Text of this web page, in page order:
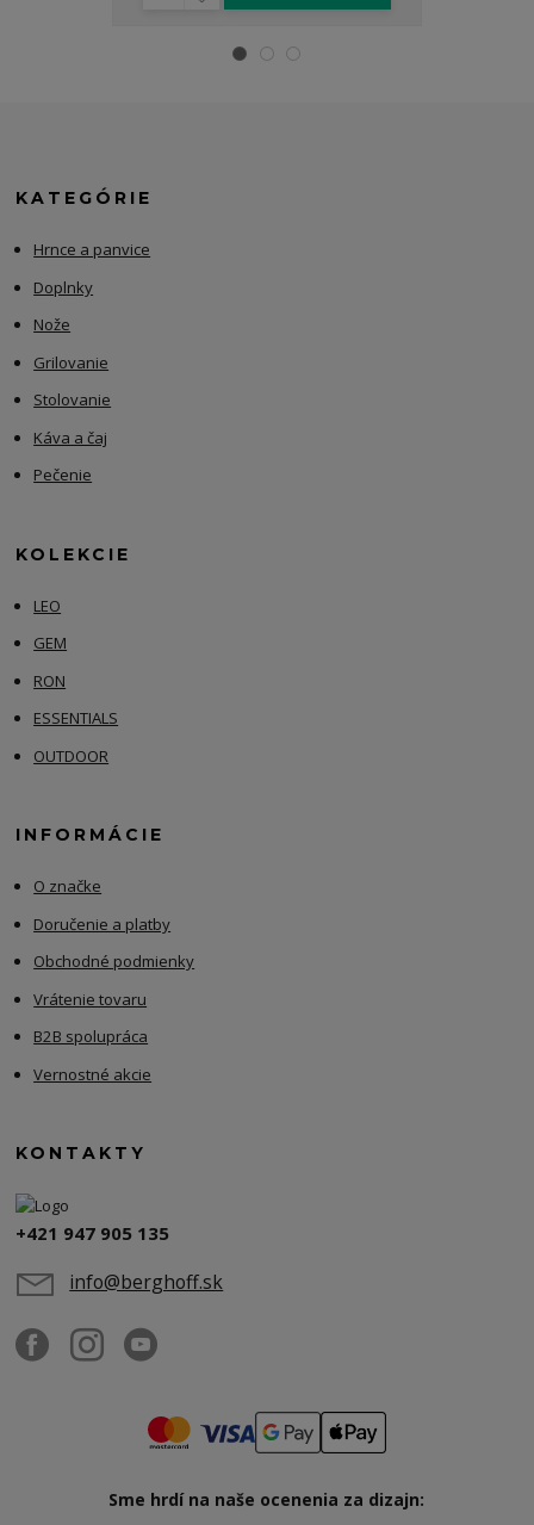
KATEGÓRIE
Hrnce a panvice
Doplnky
Nože
Grilovanie
Stolovanie
Káva a čaj
Pečenie
KOLEKCIE
LEO
GEM
RON
ESSENTIALS
OUTDOOR
INFORMÁCIE
O značke
Doručenie a platby
Obchodné podmienky
Vrátenie tovaru
B2B spolupráca
Vernostné akcie
KONTAKTY
+421 947 905 135
info@berghoff.sk
Sme hrdí na naše ocenenia za dizajn: